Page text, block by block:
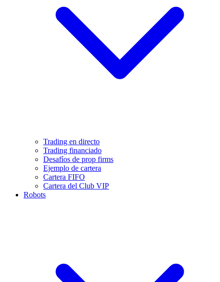
Trading en directo
Trading financiado
Desafíos de prop firms
Ejemplo de cartera
Cartera FIFO
Cartera del Club VIP
Robots